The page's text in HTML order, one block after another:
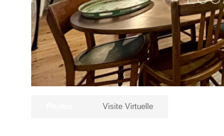
Visite Virtuelle